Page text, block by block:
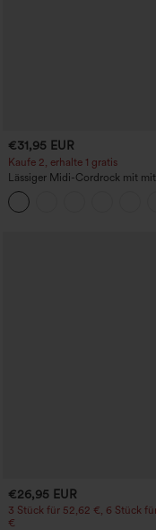
€31,95 EUR
Kaufe 2, erhalte 1 gratis
Lässiger Midi-Cordrock mit
Bundhöhe und vorderseitiger
Klapptasche
€26,95 EUR
3 Stück für 52,62 €, 6 Stück
€